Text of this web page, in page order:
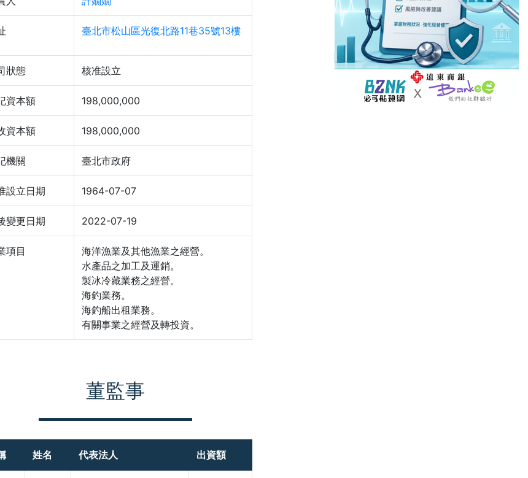
臺北市松山區光復北路11巷35號13樓
狀態 核准設立
資本額 198,000,000
資本額 198,000,000
機關 臺北市政府
設立日期 1964-07-07
變更日期 2022-07-19
項目
海洋漁業及其他漁業之經營。
水產品之加工及運銷。
製冰冷藏業務之經營。
海釣業務。
海釣船出租業務。
有關事業之經營及轉投資。
董監事
姓名 代表法人 出資額